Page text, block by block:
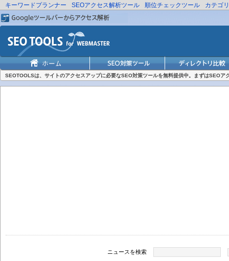
キーワードプランナー SEOアクセス解析ツール 順位チェックツール カテゴ
SEOTOOLSは、サイトのアクセスアップに必要なSEO対策ツールを無料提供中。まずはSEOア
ニュースを検索